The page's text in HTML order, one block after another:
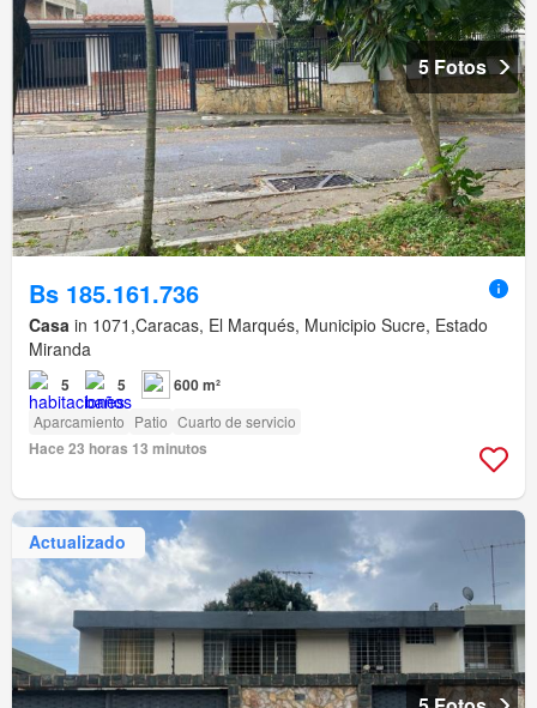
5 Fotos
Bs 185.161.736
Casa in 1071,Caracas, El Marqués, Municipio Sucre, Estado
Miranda
5 5 600 m²
Aparcamiento Patio Cuarto de servicio
Hace 23 horas 13 minutos
Actualizado